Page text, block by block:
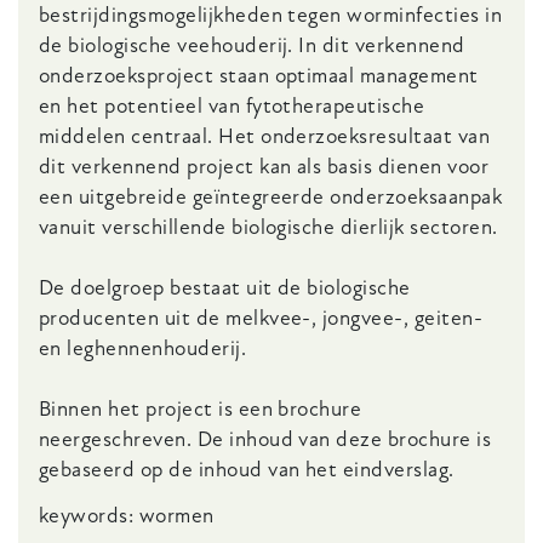
bestrijdingsmogelijkheden tegen worminfecties in
de biologische veehouderij. In dit verkennend
onderzoeksproject staan optimaal management
en het potentieel van fytotherapeutische
middelen centraal. Het onderzoeksresultaat van
dit verkennend project kan als basis dienen voor
een uitgebreide geïntegreerde onderzoeksaanpak
vanuit verschillende biologische dierlijk sectoren.
De doelgroep bestaat uit de biologische
producenten uit de melkvee-, jongvee-, geiten-
en leghennenhouderij.
Binnen het project is een brochure
neergeschreven. De inhoud van deze brochure is
gebaseerd op de inhoud van het eindverslag.
keywords: wormen